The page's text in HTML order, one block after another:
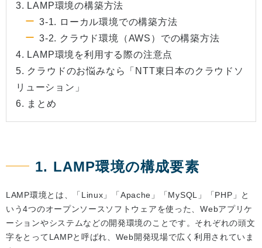
3. LAMP環境の構築方法
3-1. ローカル環境での構築方法
3-2. クラウド環境（AWS）での構築方法
4. LAMP環境を利用する際の注意点
5. クラウドのお悩みなら「NTT東日本のクラウドソ
リューション」
6. まとめ
1. LAMP環境の構成要素
LAMP環境とは、「Linux」「Apache」「MySQL」「PHP」と
いう4つのオープンソースソフトウェアを使った、Webアプリケ
ーションやシステムなどの開発環境のことです。それぞれの頭文
字をとってLAMPと呼ばれ、Web開発現場で広く利用されていま